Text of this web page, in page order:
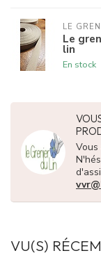
LE
Le
lin
En stock
Vous
VU(S)